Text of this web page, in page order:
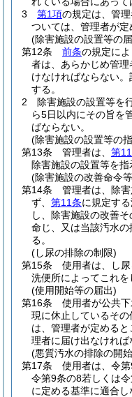
3
第1項の規定は、管
ついては、管理者が定
(除害施設の設置等の
第12条
前条の規定に
者は、あらかじめ管
けなければならない。
する。
2
除害施設の設置等を
ら5日以内にその旨を
ばならない。
(除害施設の設置等の
第13条
管理者は、 第
除害施設の設置等を指
(除害施設の改善命令
第14条
管理者は、除
ず、 第11条に規定す
し、除害施設の改善
命じ、又は当該汚水
る。
(し尿の排除の制限)
第15条
使用者は、し
洗便所によってこれを
(使用開始等の届出)
第16条
使用者が公共
現に休止しているそ
は、管理者が定める
理者に届け出なければ
(悪質汚水の排除の開
第17条
使用者は、令
令第9条の8若しくは
に定める基準に適合